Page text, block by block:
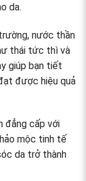
da.
nước thần
thái tức thì và
giúp bạn tiết
được hiệu quả
đẳng cấp với
mộc tinh tế
da trở thành